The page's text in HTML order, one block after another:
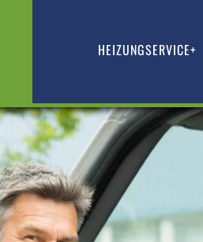
HEIZUNGSERVICE+